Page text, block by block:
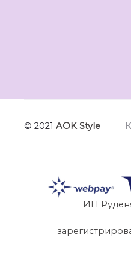
© 2021 AOK Style
ИП